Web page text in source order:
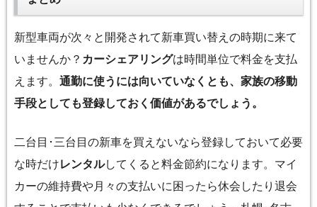
新型車両が次々と開発されて新車買い替えの時期に来て
いませんか？ カーシェアリングは時間単位で料金を支払
えます。 通勤に使うには向いていなくとも、家族の移動
手段としても登録しておく価値があるでしょう。
二台目･三台目の新車を買えないなら登録しておいて必要
な時だけレンタルしてくると料金節約になります。マイ
カーの維持費や月々の支払いに困ったら休会したり退会